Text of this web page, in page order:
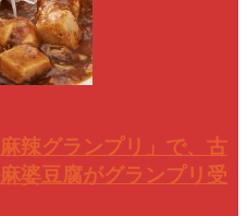
辣グランプリ」で、古
婆豆腐がグランプリ受